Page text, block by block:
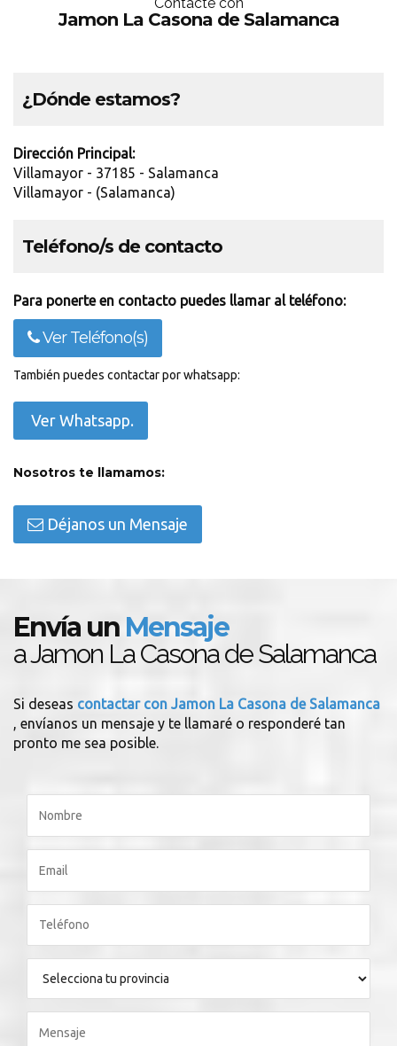
Jamon La Casona de Salamanca
¿Dónde estamos?
Dirección Principal:
Villamayor - 37185 - Salamanca
Villamayor - (Salamanca)
Teléfono/s de contacto
Para ponerte en contacto puedes llamar al teléfono:
Ver Teléfono(s)
También puedes contactar por whatsapp:
Ver Whatsapp.
Nosotros te llamamos:
Déjanos un Mensaje
Envía un Mensaje
a Jamon La Casona de Salamanca
Si deseas contactar con Jamon La Casona de Salamanca
, envíanos un mensaje y te llamaré o responderé tan
pronto me sea posible.